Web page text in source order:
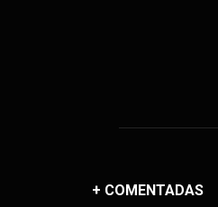
+ COMENTADAS